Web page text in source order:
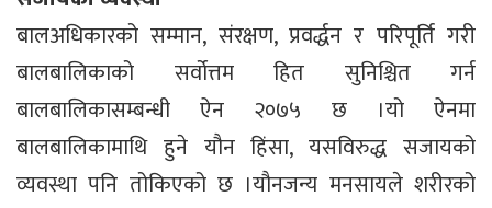
बालअधिकारको सम्मान, संरक्षण, प्रवर्द्धन र परिपूर्ति गरी
बालबालिकाको सर्वोत्तम हित सुनिश्चित गर्न
बालबालिकासम्बन्धी ऐन २०७५ छ ।यो ऐनमा
बालबालिकामाथि हुने यौन हिंसा, यसविरुद्ध सजायको
व्यवस्था पनि तोकिएको छ ।यौनजन्य मनसायले शरीरको